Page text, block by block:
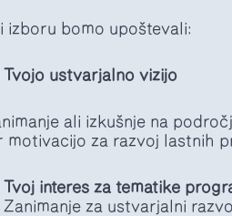
izboru bomo upoštevali:
Tvojo ustvarjalno vizijo
ali izkušnje na
motivacijo za razvoj lastnih
Tvoj interes za tematike
Zanimanje za ustvarjalni